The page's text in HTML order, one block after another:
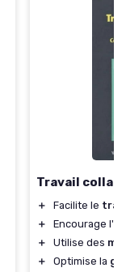
Travail
＋ Facilite le
＋
Encourage l'
＋
Utilise des
＋
Optimise la